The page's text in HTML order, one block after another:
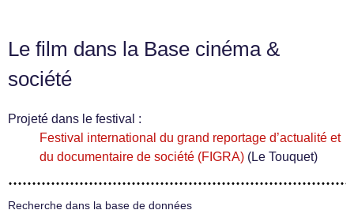
Le film dans la Base cinéma &
société
Projeté dans le festival :
Festival international du grand reportage d’actualité et
du documentaire de société (FIGRA) (Le Touquet)
Recherche dans la base de données